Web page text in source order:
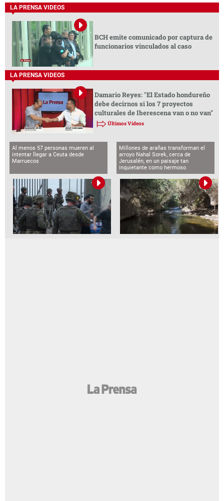
LA PRENSA VIDEOS
BCH emite comunicado por captura de
funcionarios vinculados al caso
LA PRENSA VIDEOS
Damario Reyes: "El Estado hondureño
debe decirnos si los 7 proyectos
culturales de Iberescena van o no van"
Últimos Videos
Al menos 57 personas mueren al
intentar llegar a Ceuta desde
Marruecos
Millones de arañas transforman el
arroyo Nahal Sorek, cerca de
Jerusalén, en un paisaje tan
inquietante como hermoso